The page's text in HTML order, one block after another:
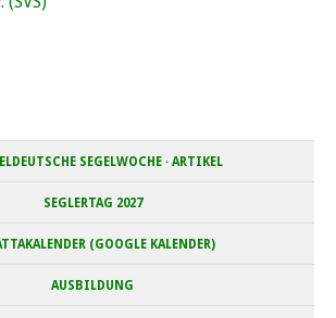
SEGELWOCHE · ARTIKEL
SEGLERTAG 2027
(GOOGLE KALENDER)
AUSBILDUNG